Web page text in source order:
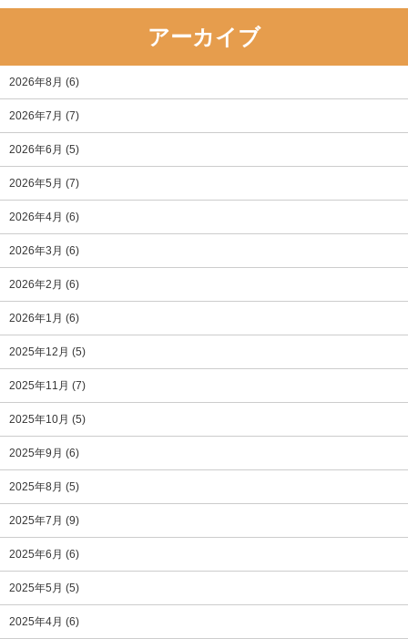
アーカイブ
2026年8月 (6)
2026年7月 (7)
2026年6月 (5)
2026年5月 (7)
2026年4月 (6)
2026年3月 (6)
2026年2月 (6)
2026年1月 (6)
2025年12月 (5)
2025年11月 (7)
2025年10月 (5)
2025年9月 (6)
2025年8月 (5)
2025年7月 (9)
2025年6月 (6)
2025年5月 (5)
2025年4月 (6)